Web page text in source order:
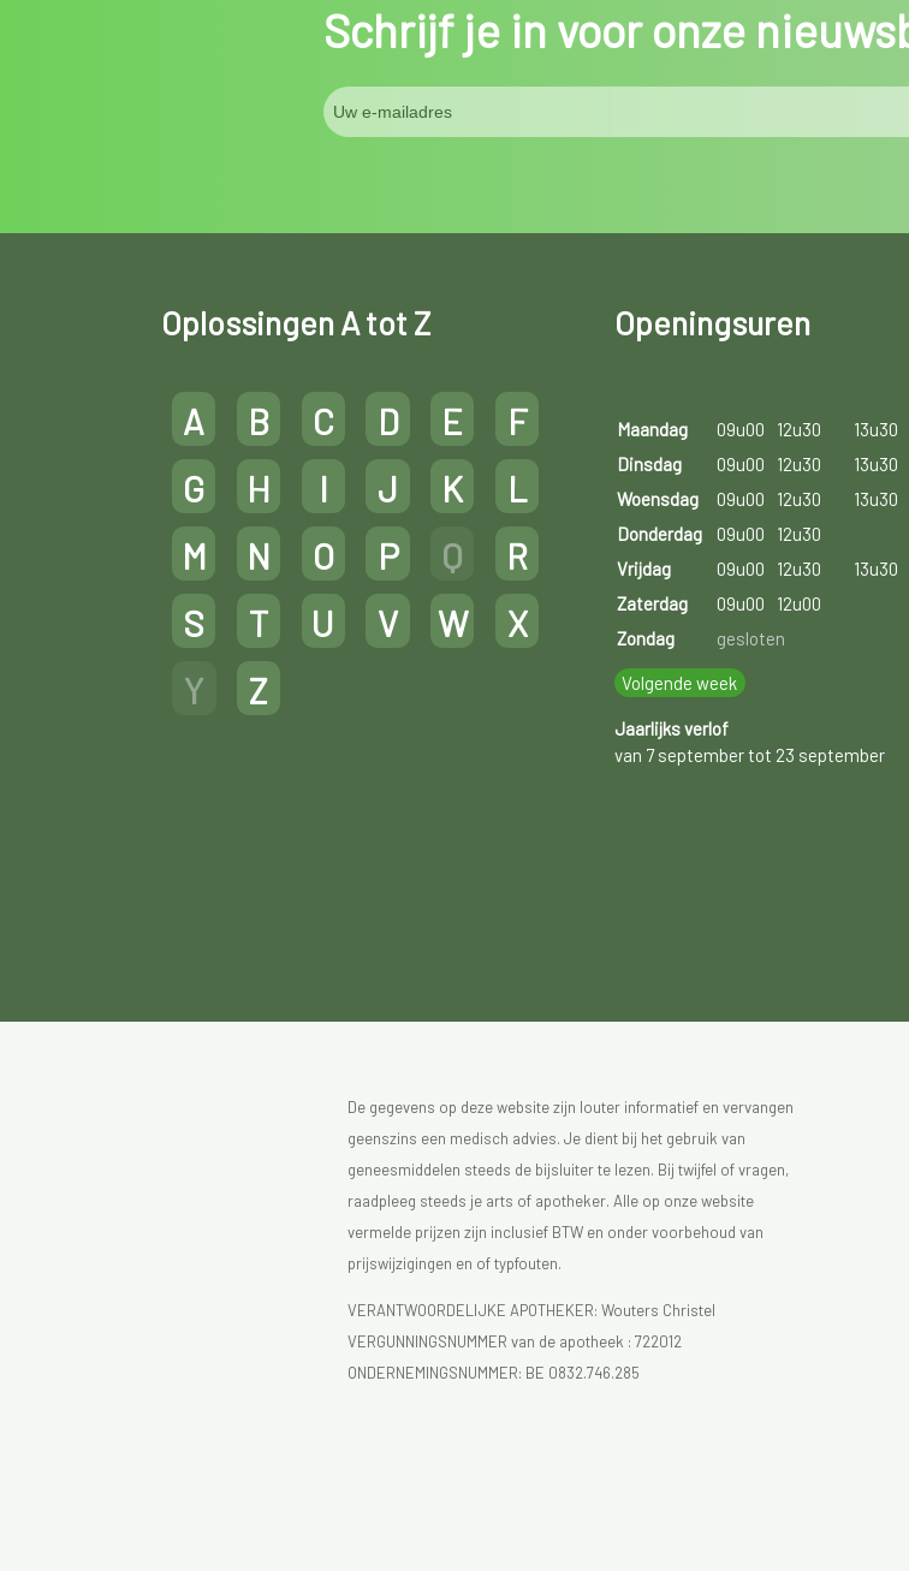
Schrijf je in voor onze
Oplossingen A tot Z
A B C D E
F
G
H I J K
L
M
N O P Q
R
S
T U V W
X
Y
Z
Openingsuren
Maandag 09u00 12u30 13u30
Dinsdag
09u00 12u30 13u30
Woensdag
09u00 12u30 13u30
Donderdag
09u00
12u30
Vrijdag
09u00 12u30 13u30
Zaterdag
09u00
12u00
Zondag
gesloten
Volgende week
Jaarlijks verlof
van 7 september tot 23 september
De gegevens op deze website zijn louter informatief en vervangen
geenszins een medisch advies. Je dient bij het gebruik van
geneesmiddelen steeds de bijsluiter te lezen. Bij twijfel of vragen,
raadpleeg steeds je arts of apotheker. Alle op onze website
vermelde prijzen zijn inclusief BTW en onder voorbehoud van
prijswijzigingen en of typfouten.
VERANTWOORDELIJKE APOTHEKER: Wouters Christel
VERGUNNINGSNUMMER van de apotheek : 722012
ONDERNEMINGSNUMMER: BE 0832.746.285